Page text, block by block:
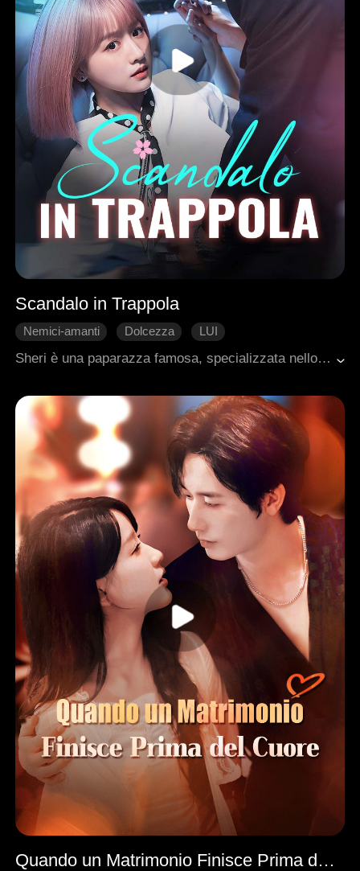
Scandalo in Trappola
Nemici-amanti Dolcezza
LUI
Romanzo sentimentale moderno
Amministratore delegato
Sheri è una paparazza famosa, specializzata nello smascherare gli scandali dei ricchi e famosi. Durante una delle sue indagini, sorprende l'erede Nate in un incontro segreto con una star del cinema. Scatta foto di nascosto e, mentendo, lo accusa pubblicamente di essere impotente. La città esplode nello scandalo e, per la prima volta, Nate diventa lo zimbello di tutti.Accecato dalla rabbia, architetta un piano per smascherare la donna dietro lo scandalo. Ma, una volta scoperta la verità, il desiderio di vendetta si trasforma in ossessione: vuole possederla. Convinto di averla sotto controllo, non si accorge che lei, passo dopo passo, lo sta attirando sempre più nella sua rete di fascino e mistero.
Quando un Matrimonio Finisce Prima del Cuore